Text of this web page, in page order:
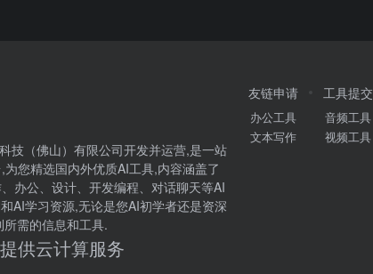
技（佛山）有限公司开发并运营,是一站
您精选国内外优质AI工具,内容涵盖了
办公、设计、开发编程、对话聊天等AI
AI学习资源,无论是您AI初学者还是资深
需的信息和工具.
提供云计算服务
友链申请
办公工具
文本写作
工具提交
音频工具
视频工具